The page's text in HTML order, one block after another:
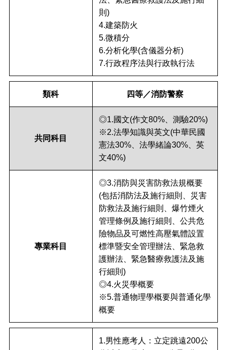
則)
4.建築防火
5.微積分
6.分析化學(含儀器分析)
7.行政程序法與行政執行法
類科 四等／消防警察
共同科目
◎1.國文(作文80%、測驗20%)
※2.法學知識與英文(中華民國
憲法30%、法學緒論30%、英
文40%)
專業科目
◎3.消防與災害防救法規概要
(包括消防法及施行細則、災害
防救法及施行細則、爆竹煙火
管理條例及施行細則、公共危
險物品及可燃性高壓氣體設置
標準暨安全管理辦法、緊急救
護辦法、緊急醫療救護法及施
行細則)
◎4.火災學概要
※5.普通物理學概要與普通化學
概要
1.男性應考人：立定跳遠200公